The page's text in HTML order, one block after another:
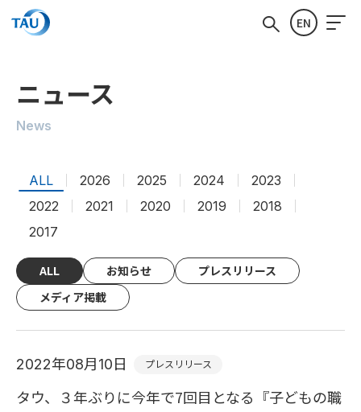
EN
ニュース
News
ALL 2026 2025 2024
2023
2022
2021 2020 2019
2018
2017
ALL お知らせ
プレスリリース
メディア掲載
2022年08月10日 プレスリリース
タウ、３年ぶりに今年で7回目となる『子どもの職